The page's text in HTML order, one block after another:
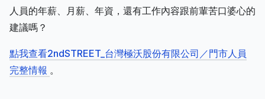
人員的年薪、月薪、年資，還有工作內容跟前輩苦口婆心的
建議嗎？
點我查看2ndSTREET_台灣極沃股份有限公司／門市人員
完整情報 。